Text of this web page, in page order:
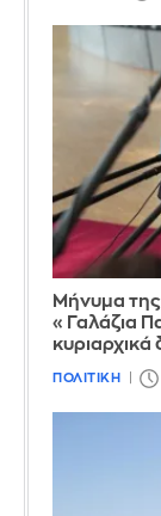
Μήνυμα
«Γαλάζια
ΠΟΛΙΤΙΚΗ